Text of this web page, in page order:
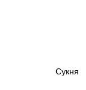
Сукня